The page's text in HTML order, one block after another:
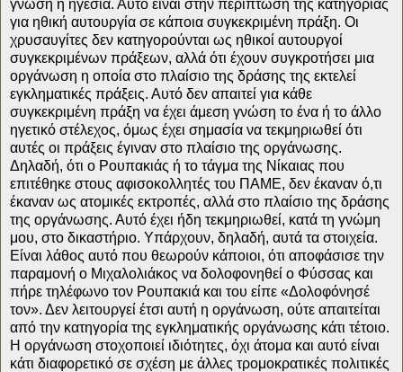
γνώση η ηγεσία. Αυτό είναι στην περίπτωση της κατηγορίας
για ηθική αυτουργία σε κάποια συγκεκριμένη πράξη. Οι
χρυσαυγίτες δεν κατηγορούνται ως ηθικοί αυτουργοί
συγκεκριμένων πράξεων, αλλά ότι έχουν συγκροτήσει μια
οργάνωση η οποία στο πλαίσιο της δράσης της εκτελεί
εγκληματικές πράξεις. Αυτό δεν απαιτεί για κάθε
συγκεκριμένη πράξη να έχει άμεση γνώση το ένα ή το άλλο
ηγετικό στέλεχος, όμως έχει σημασία να τεκμηριωθεί ότι
αυτές οι πράξεις έγιναν στο πλαίσιο της οργάνωσης.
Δηλαδή, ότι ο Ρουπακιάς ή το τάγμα της Νίκαιας που
επιτέθηκε στους αφισοκολλητές του ΠΑΜΕ, δεν έκαναν ό,τι
έκαναν ως ατομικές εκτροπές, αλλά στο πλαίσιο της δράσης
της οργάνωσης. Αυτό έχει ήδη τεκμηριωθεί, κατά τη γνώμη
μου, στο δικαστήριο. Υπάρχουν, δηλαδή, αυτά τα στοιχεία.
Είναι λάθος αυτό που θεωρούν κάποιοι, ότι αποφάσισε την
παραμονή ο Μιχαλολιάκος να δολοφονηθεί ο Φύσσας και
πήρε τηλέφωνο τον Ρουπακιά και του είπε «Δολοφόνησέ
τον». Δεν λειτουργεί έτσι αυτή η οργάνωση, ούτε απαιτείται
από την κατηγορία της εγκληματικής οργάνωσης κάτι τέτοιο.
Η οργάνωση στοχοποιεί ιδιότητες, όχι άτομα και αυτό είναι
κάτι διαφορετικό σε σχέση με άλλες τρομοκρατικές πολιτικές